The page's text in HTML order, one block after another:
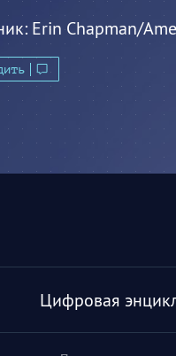
Erin Chapman/
Цифровая